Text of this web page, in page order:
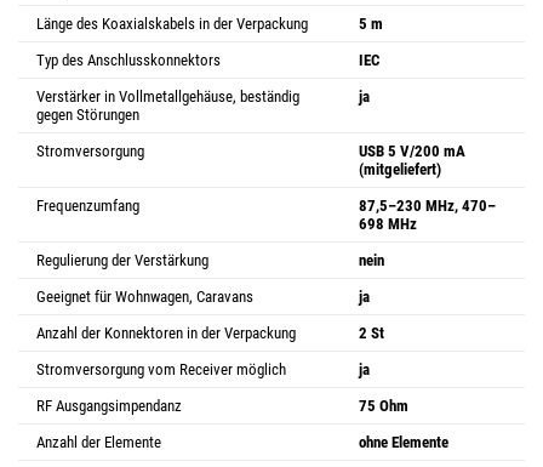
Länge des Koaxialskabels in der Verpackung
5 m
Typ des Anschlusskonnektors
IEC
Verstärker in Vollmetallgehäuse, beständig
gegen Störungen
ja
Stromversorgung
USB 5 V/200 mA
(mitgeliefert)
Frequenzumfang
87,5–230 MHz, 470–
698 MHz
Regulierung der Verstärkung
nein
Geeignet für Wohnwagen, Caravans
ja
Anzahl der Konnektoren in der Verpackung
2 St
Stromversorgung vom Receiver möglich
ja
RF Ausgangsimpendanz
75 Ohm
Anzahl der Elemente
ohne Elemente